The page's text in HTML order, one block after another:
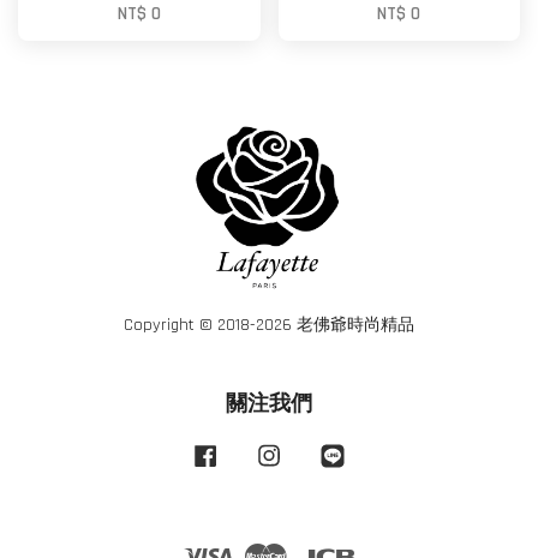
NT$ 0
NT$ 0
Copyright © 2018-2026 老佛爺時尚精品
關注我們
Facebook Instagram
Visa Master